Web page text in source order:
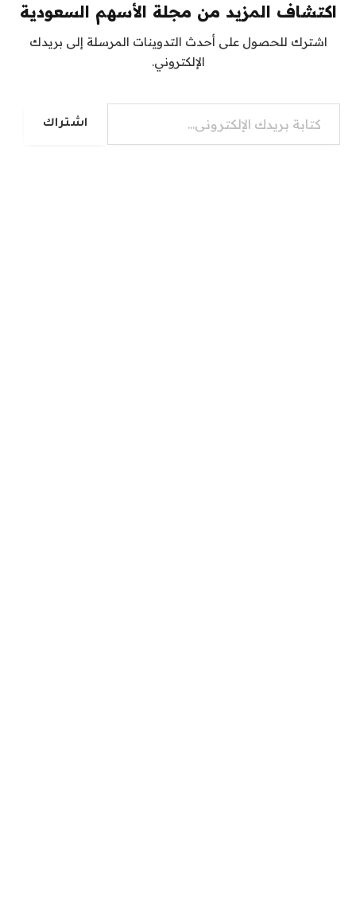
اكتشاف المزيد من مجلة الأسهم السعودية
اشترك للحصول على أحدث التدوينات المرسلة إلى بريدك
الإلكتروني.
كتابة بريدك الإلكتروني...
اشتراك